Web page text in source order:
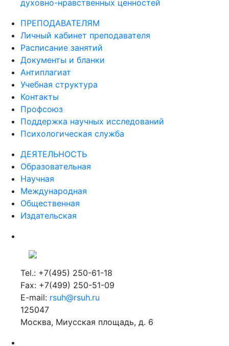
духовно-нравственных ценностей
ПРЕПОДАВАТЕЛЯМ
Личный кабинет преподавателя
Расписание занятий
Документы и бланки
Антиплагиат
Учебная структура
Контакты
Профсоюз
Поддержка научных исследований
Психологическая служба
ДЕЯТЕЛЬНОСТЬ
Образовательная
Научная
Международная
Общественная
Издательская
Tel.: +7(495) 250-61-18
Fax: +7(499) 250-51-09
E-mail: rsuh@rsuh.ru
125047
Москва, Миусская площадь, д. 6